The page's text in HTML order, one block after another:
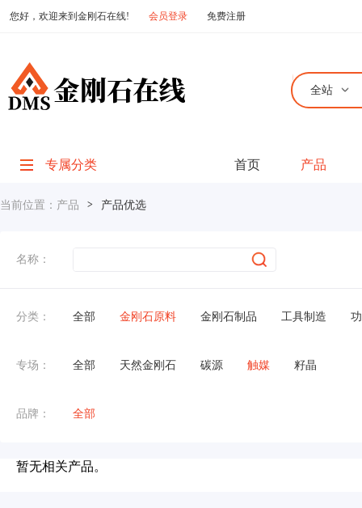
您好，欢迎来到金刚石在线! 会员登录 免费注册
全站
专属分类 首页 产品
当前位置： 产品 > 产品优选
名称：
分类： 全部 金刚石原料 金刚石制品 工具制造
专场： 全部 天然金刚石 碳源 触媒 籽晶
品牌： 全部
暂无相关产品。